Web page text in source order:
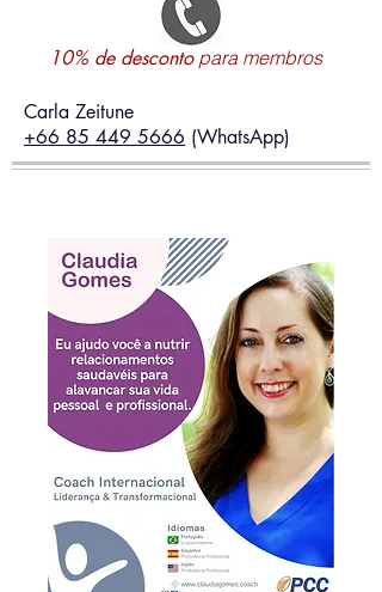
10% de descontopara membros
Carla Zeitune
+66 85 449 5666 (WhatsApp)